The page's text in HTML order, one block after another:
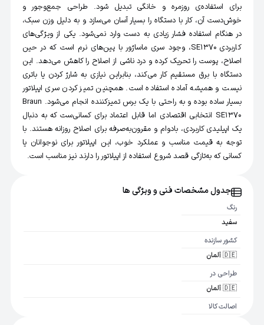
برای استفاده‌ی روزمره و خانگی تبدیل شود. طراحی جمع‌وجور و
خوش‌دست آن، کار با دستگاه را بسیار آسان می‌سازد و به دلیل وزن سبک،
در هنگام استفاده فشار زیادی به دست وارد نمی‌شود. یکی از ویژگی‌های
کاربردی SE1370، وجود سری ماساژور با پین‌های نرم است که در حین
اصلاح، پوست را تحریک کرده و درد ناشی از اصلاح را کاهش می‌دهد. این
دستگاه با برق مستقیم کار می‌کند، بنابراین نیازی به شارژ کردن یا باتری
نیست و همیشه آماده استفاده است. همچنین تمیز کردن سری اپیلاتور
بسیار ساده بوده و به راحتی با یک برس تمیزکننده انجام می‌شود. Braun
SE1370 انتخابی اقتصادی اما قابل اعتماد برای کسانی‌ست که به دنبال
یک اپیلیدی کاربردی، بادوام و مقرون‌به‌صرفه برای اصلاح روزانه هستند. با
توجه به قیمت مناسب و عملکرد خوب، این اپیلاتور برای نوجوانان یا
کسانی که به‌تازگی قصد شروع استفاده از اپیلاتور را دارند نیز مناسب است.
جدول مشخصات فنی و ویژگی ها
رنگ
سفید
کشور سازنده
🇩🇪 آلمان
طراحی در
🇩🇪 آلمان
اصالت کالا